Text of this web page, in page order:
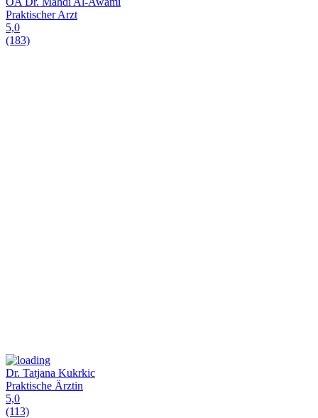
Praktischer Arzt
5,0
(183)
Dr. Tatjana Kukrkic
Praktische Ärztin
5,0
(113)